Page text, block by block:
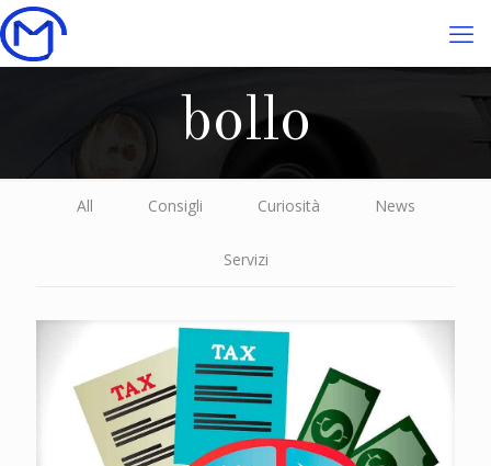
bollo
All Consigli Curiosità News
Servizi